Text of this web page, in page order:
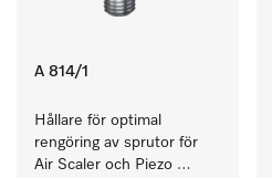
A 814/1
Hållare för optimal
rengöring av sprutor för
Air Scaler och Piezo